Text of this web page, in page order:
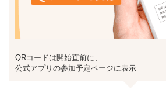
QRコードは開始直前に、
公式アプリの参加予定ページに表示